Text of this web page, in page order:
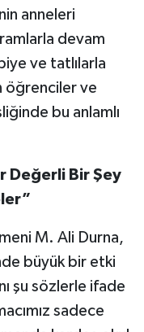
anneleri
devam
ve tatlılarla
öğrenciler ve
bu anlamlı
Değerli Bir Şey
M. Ali Durna,
büyük bir etki
şu sözlerle ifade
sadece